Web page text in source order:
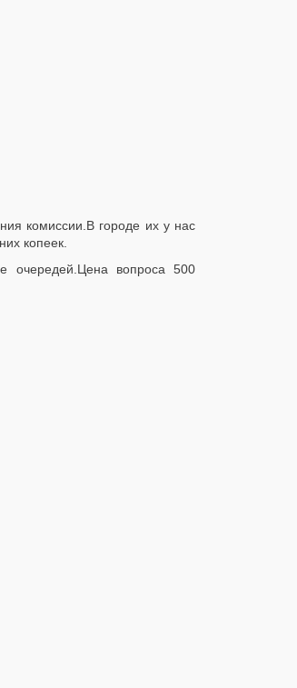
комиссии.В городе их у нас
копеек.
очередей.Цена вопроса 500